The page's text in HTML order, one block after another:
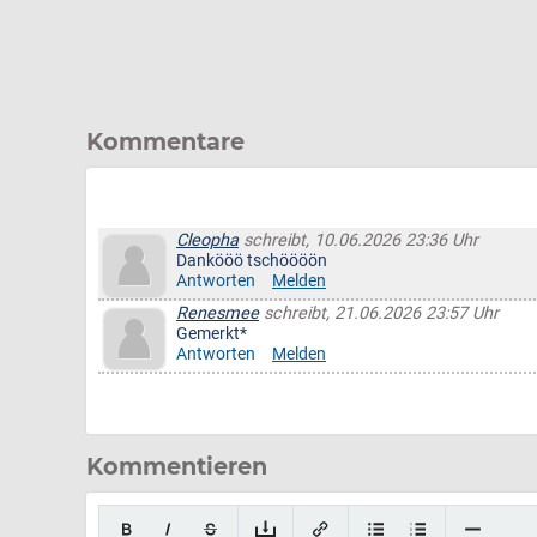
Kommentare
Cleopha schreibt, 10.06.2026 23:36 Uhr
Dankööö tschöööön
Antworten
Melden
Renesmeeschreibt, 21.06.2026 23:57 Uhr
Gemerkt*
Antworten
Melden
Kommentieren